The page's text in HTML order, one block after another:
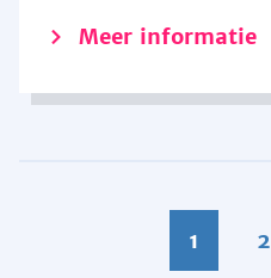
Meer informatie
1 2